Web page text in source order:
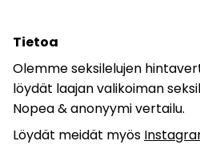
Tietoa
Olemme seksilelujen
löydät laajan valikoiman
Nopea & anonyymi vertailu.
Löydät meidät myös